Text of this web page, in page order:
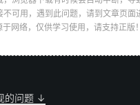
可用，遇到此问题，请到文章页
网络，仅供学习使用，请支持正版
的问题 ↓